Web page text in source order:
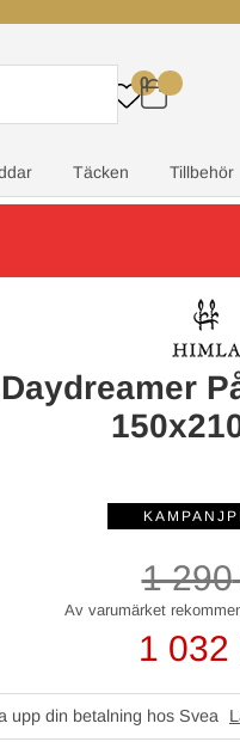
0
..
Täcken Tillbehör
1 290
1 032
upp din betalning hos Svea